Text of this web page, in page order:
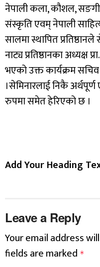
नेपाली कला, कौशल,
संस्कृति एवम् नेपाली
सालमा स्थापित
नाट्य प्रतिष्ठानका अध्यक्ष
भएको उक्त कार्यक्रम
।सेमिनारलाई निकै
रुपमा समेत हेरिएको छ ।
Add Your Heading
Leave a Reply
Your email address
fields are marked *